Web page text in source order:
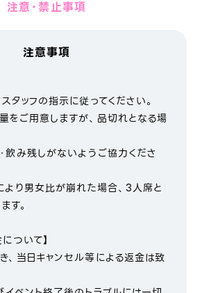
注意・禁止事項
注意事項
タッフの指示に従ってください。
をご用意しますが、品切れとなる場
飲み残しがないようご協力くださ
より男女比が崩れた場合、3人席と
す。
ついて】
、当日キャンセル等による返金は致